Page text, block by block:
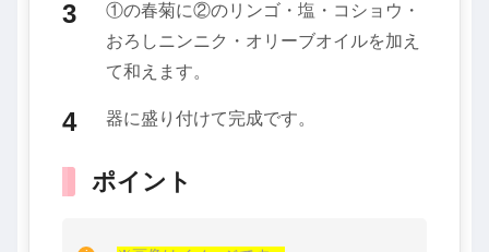
①の春菊に②のリンゴ・塩・コショウ・
おろしニンニク・オリーブオイルを加え
て和えます。
器に盛り付けて完成です。
ポイント